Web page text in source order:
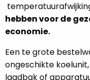
hebben voor de
economie.
Een te grote
ongeschikte
laadbak of